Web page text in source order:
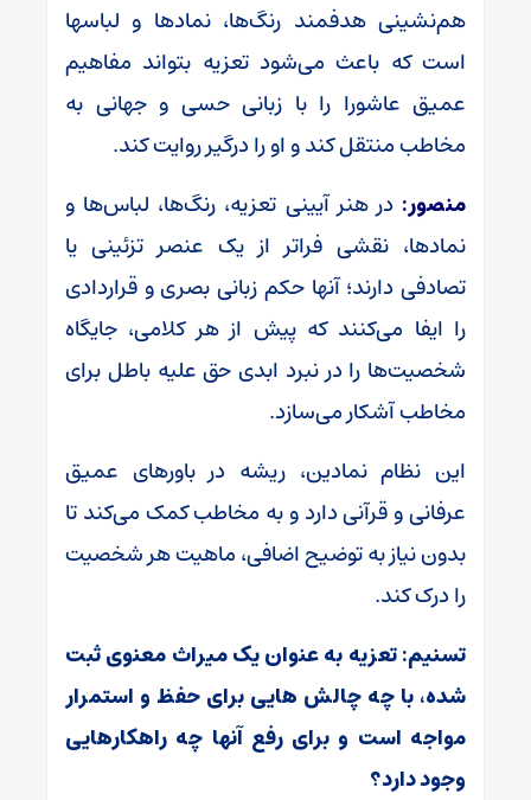
هم‌نشینی هدفمند رنگ‌ها، نمادها و لباسها
است که باعث می‌شود تعزیه بتواند مفاهیم
عمیق عاشورا را با زبانی حسی و جهانی به
مخاطب منتقل کند و او را درگیر روایت کند.
منصور: در هنر آیینی تعزیه، رنگ‌ها، لباس‌ها و
نمادها، نقشی فراتر از یک عنصر تزئینی یا
تصادفی دارند؛ آنها حکم زبانی بصری و قراردادی
را ایفا می‌کنند که پیش از هر کلامی، جایگاه
شخصیت‌ها را در نبرد ابدی حق علیه باطل برای
مخاطب آشکار می‌سازد.
این نظام نمادین، ریشه در باورهای عمیق
عرفانی و قرآنی دارد و به مخاطب کمک می‌کند تا
بدون نیاز به توضیح اضافی، ماهیت هر شخصیت
را درک کند.
تسنیم: تعزیه به عنوان یک میراث معنوی ثبت
شده، با چه چالش هایی برای حفظ و استمرار
مواجه است و برای رفع آنها چه راهکارهایی
وجود دارد؟